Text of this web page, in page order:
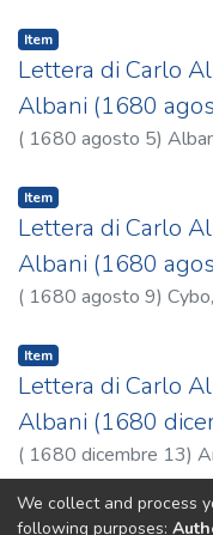
Item
Lettera di Carlo
Albani (1680
( 1680 agosto 5)
Item
Lettera di Carlo
Albani (1680
( 1680 agosto 9)
Item
Lettera di Carlo
Albani (1680
( 1680 dicembre 13)
Previous
We collect and process
following purposes: